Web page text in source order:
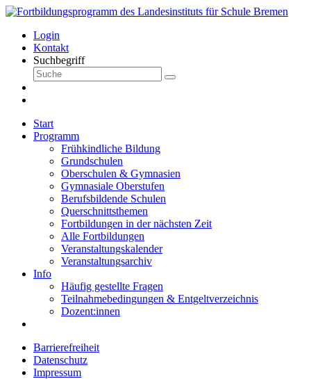
Login
Kontakt
Suchbegriff
Start
Programm
Frühkindliche Bildung
Grundschulen
Oberschulen & Gymnasien
Gymnasiale Oberstufen
Berufsbildende Schulen
Querschnittsthemen
Fortbildungen in der nächsten Zeit
Alle Fortbildungen
Veranstaltungskalender
Veranstaltungsarchiv
Info
Häufig gestellte Fragen
Teilnahmebedingungen & Entgeltverzeichnis
Dozent:innen
Barrierefreiheit
Datenschutz
Impressum